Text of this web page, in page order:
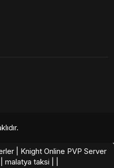
Knight Online PVP Server
malatya taksi